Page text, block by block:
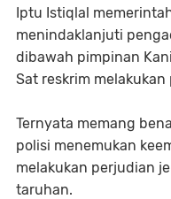
Iptu Istiqlal
menindaklanjuti
dibawah pimpinan
Sat reskrim
Ternyata memang
polisi menemukan
melakukan perjudian
taruhan.